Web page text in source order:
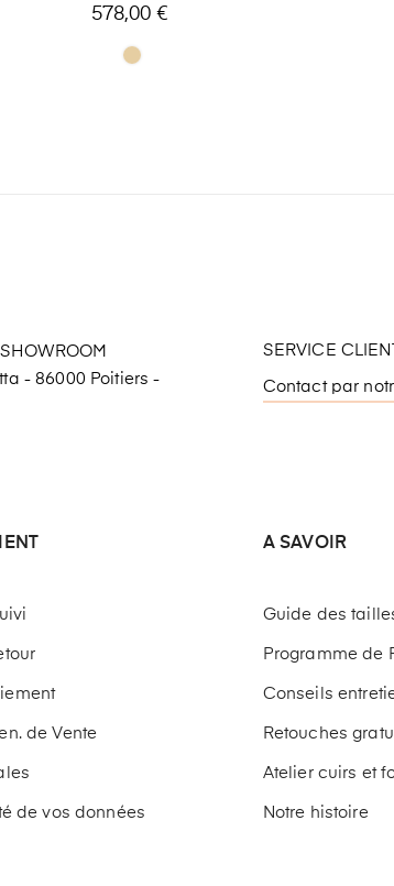
Prix
578,00 €
- 86000 Poitiers -
SERVICE
Contact par
de Vente
de vos données
A SAVOIR
Guide des
Programme de
Conseils
Retouches
Atelier cuirs et
Notre histoire